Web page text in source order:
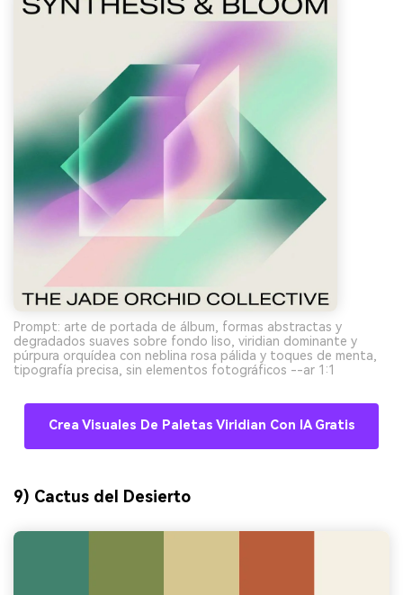
Prompt: arte de portada de álbum, formas abstractas y
degradados suaves sobre fondo liso, viridian dominante y
púrpura orquídea con neblina rosa pálida y toques de menta,
tipografía precisa, sin elementos fotográficos --ar 1:1
Crea Visuales De Paletas Viridian Con IA Gratis
9) Cactus del Desierto